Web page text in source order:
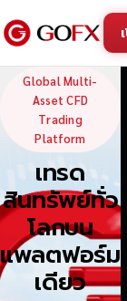
GoFX
Global Multi-
Asset CFD
Trading
Platform
เทรด
สินทรัพย์ทั่ว
โลกบน
แพลตฟอร์ม
เดียว